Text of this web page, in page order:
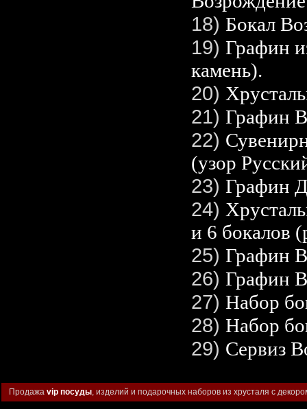
18) Бокал
19) Графин
камень).
20)
21) Графин
22)
(узор
23) Графин
24)
и 6 бокалов
25) Графин
26) Графин
27) Набор
28) Набор
29) Сервиз
Продажа vip посуды, изделий и подарочных наборов из хрусталя с